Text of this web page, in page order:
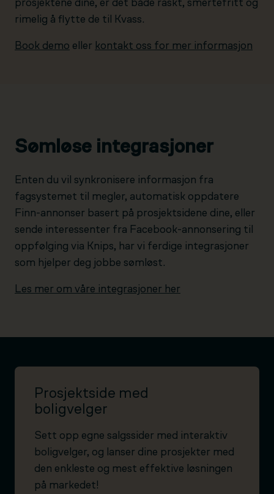
prosjektene dine, er det både raskt, smertefritt og
rimelig å flytte de til Kvass.
Book demo eller kontakt oss for mer informasjon
Sømløse integrasjoner
Enten du vil synkronisere informasjon fra
fagsystemet til megler, automatisk oppdatere
Finn-annonser basert på prosjektsidene dine, eller
sende interessenter fra Facebook-annonsering til
oppfølging via Knips, har vi ferdige integrasjoner
som hjelper deg jobbe sømløst.
Les mer om våre integrasjoner her
Prosjektside med
boligvelger
Sett opp egne salgssider med interaktiv
boligvelger, og lanser dine prosjekter med
den enkleste og mest effektive løsningen
på markedet!